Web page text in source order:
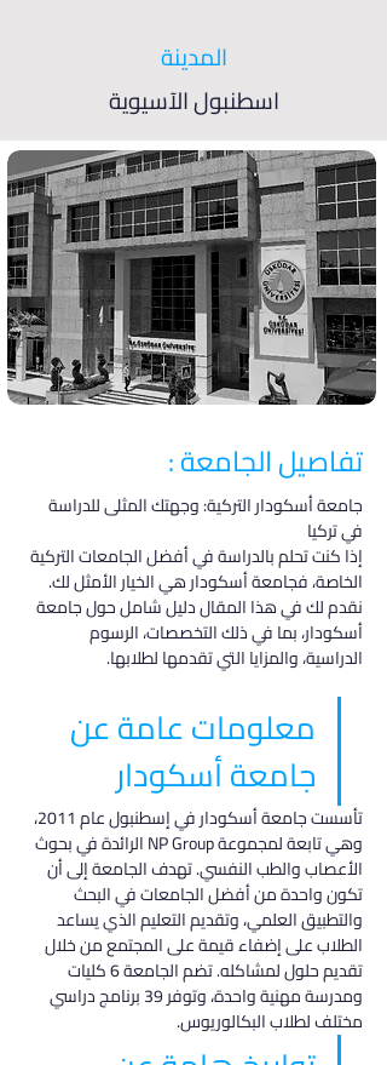
المدينة
اسطنبول الآسيوية
تفاصيل الجامعة :
جامعة أسكودار التركية: وجهتك المثلى للدراسة
في تركيا
إذا كنت تحلم بالدراسة في أفضل الجامعات التركية
الخاصة، فجامعة أسكودار هي الخيار الأمثل لك.
نقدم لك في هذا المقال دليل شامل حول جامعة
أسكودار، بما في ذلك التخصصات، الرسوم
الدراسية، والمزايا التي تقدمها لطلابها.
معلومات عامة عن
جامعة أسكودار
تأسست جامعة أسكودار في إسطنبول عام 2011،
وهي تابعة لمجموعة NP Group الرائدة في بحوث
الأعصاب والطب النفسي. تهدف الجامعة إلى أن
تكون واحدة من أفضل الجامعات في البحث
والتطبيق العلمي، وتقديم التعليم الذي يساعد
الطلاب على إضفاء قيمة على المجتمع من خلال
تقديم حلول لمشاكله. تضم الجامعة 6 كليات
ومدرسة مهنية واحدة، وتوفر 39 برنامج دراسي
مختلف لطلاب البكالوريوس.